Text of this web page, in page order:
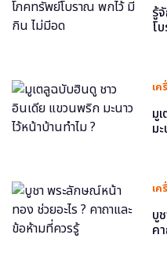
รู้
โ
เค
มู
ม
เค
บู
ค